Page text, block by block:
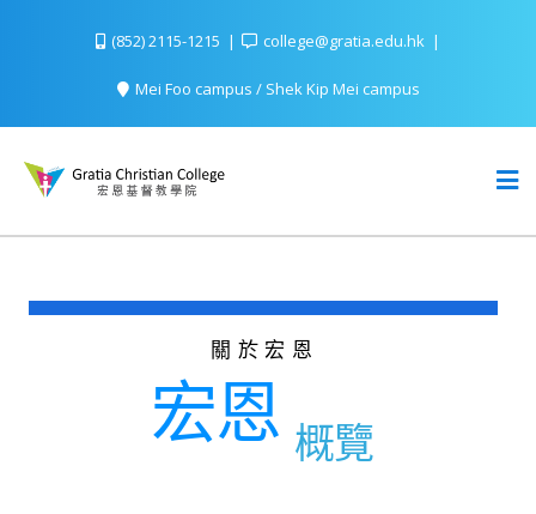
(852) 2115-1215 college@gratia.edu.hk
Mei Foo campus / Shek Kip Mei campus
宏恩
關於宏恩
概覽